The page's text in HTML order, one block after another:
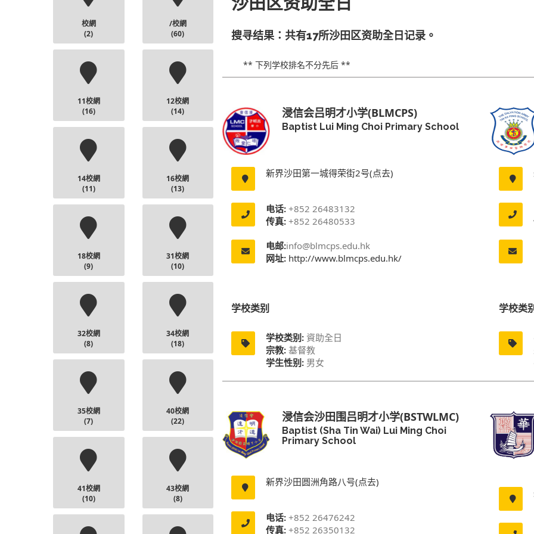
搜寻结果：共有17所沙田区资助全日记录。
** 下列学校排名不分先后 **
浸信会吕明才小学(BLMCPS)
Baptist Lui Ming Choi Primary School
新界沙田第一城得荣街2号(点去)
电话: +852 26483132
传真: +852 26480533
电邮:info@blmcps.edu.hk
网址: http://www.blmcps.edu.hk/
学校类别
学校类别: 資助全日
宗教: 基督教
学生性别: 男女
学校类
浸信会沙田围吕明才小学(BSTWLMC)
Baptist (Sha Tin Wai) Lui Ming Choi
Primary School
新界沙田圆洲角路八号(点去)
电话: +852 26476242
传真: +852 26350132
校網
(2)
/校網
(60)
11校網
(16)
12校網
(14)
14校網
(11)
16校網
(13)
18校網
(9)
31校網
(10)
32校網
(8)
34校網
(18)
35校網
(7)
40校網
(22)
41校網
(10)
43校網
(8)